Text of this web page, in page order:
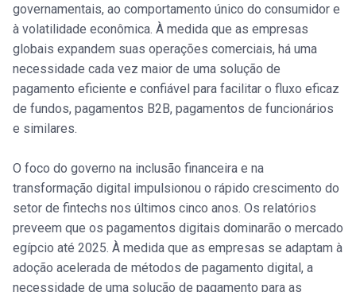
governamentais, ao comportamento único do consumidor e
à volatilidade econômica. À medida que as empresas
globais expandem suas operações comerciais, há uma
necessidade cada vez maior de uma solução de
pagamento eficiente e confiável para facilitar o fluxo eficaz
de fundos, pagamentos B2B, pagamentos de funcionários
e similares.
O foco do governo na inclusão financeira e na
transformação digital impulsionou o rápido crescimento do
setor de fintechs nos últimos cinco anos. Os relatórios
preveem que os pagamentos digitais dominarão o mercado
egípcio até 2025. À medida que as empresas se adaptam à
adoção acelerada de métodos de pagamento digital, a
necessidade de uma solução de pagamento para as